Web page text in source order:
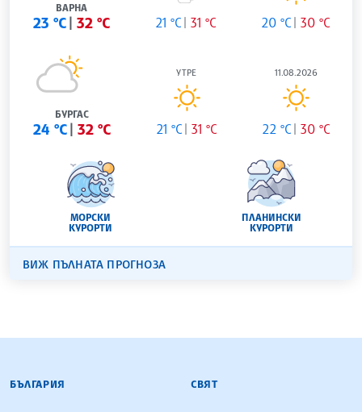
ВАРНА
23 °C 32 °C 21 °C 31 °C 20 °C 30 °C
БУРГАС
24 °C 32 °C
УТРЕ
21 °C 31 °C
11.08.2026
22 °C 30 °C
МОРСКИ
КУРОРТИ
ПЛАНИНСКИ
КУРОРТИ
ВИЖ ПЪЛНАТА ПРОГНОЗА
БЪЛГАРСКА ТЕЛЕГРАФНА АГЕНЦИЯ
БЪЛГАРИЯ СВЯТ